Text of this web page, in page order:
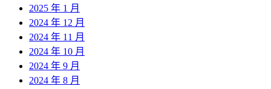
2025 年 1 月
2024 年 12 月
2024 年 11 月
2024 年 10 月
2024 年 9 月
2024 年 8 月